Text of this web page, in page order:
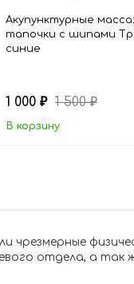
Акупунктурные
тапочки с шипами
синие
1 000 ₽ 1 500₽
В корзину
отдела, а так